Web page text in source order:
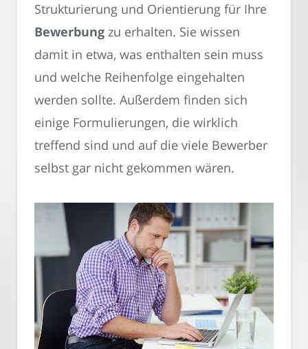
Strukturierung und Orientierung für Ihre
Bewerbung zu erhalten. Sie wissen
damit in etwa, was enthalten sein muss
und welche Reihenfolge eingehalten
werden sollte. Außerdem finden sich
einige Formulierungen, die wirklich
treffend sind und auf die viele Bewerber
selbst gar nicht gekommen wären.